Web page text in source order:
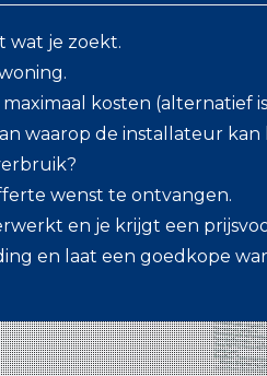
wat je zoekt.
kosten (alternatief
waarop de installateur kan
wenst te ontvangen.
en je krijgt een
en laat een goedkope